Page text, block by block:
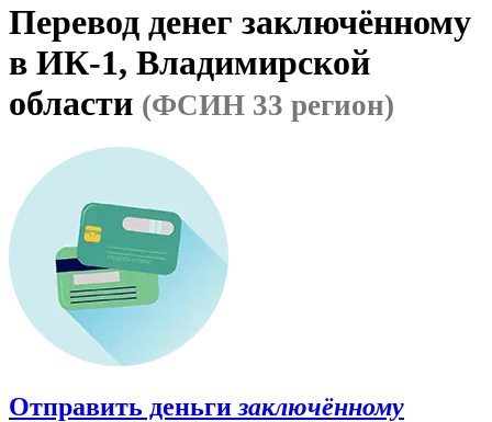
Перевод денег заключённому
в ИК-1, Владимирской
области (ФСИН 33 регион)
Отправить деньги заключённому